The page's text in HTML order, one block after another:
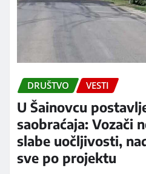
DRUŠTVO VESTI
U Šainovcu
saobraćaja: Vozači
slabe uočljivosti,
sve po projektu